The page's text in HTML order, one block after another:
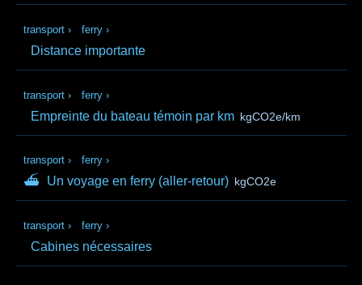
transport › ferry ›
Distance importante
transport › ferry ›
Empreinte du bateau témoin par km kgCO2e/km
transport › ferry ›
⛴ Un voyage en ferry (aller‑retour) kgCO2e
transport › ferry ›
Cabines nécessaires